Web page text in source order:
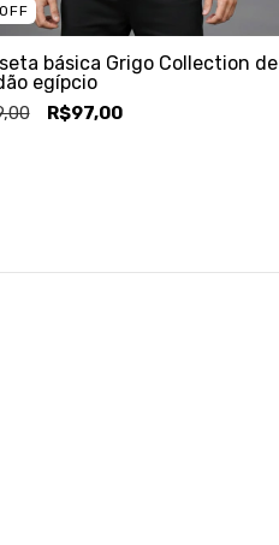
OFF
básica Grigo Collection de
egípcio
R$97,00